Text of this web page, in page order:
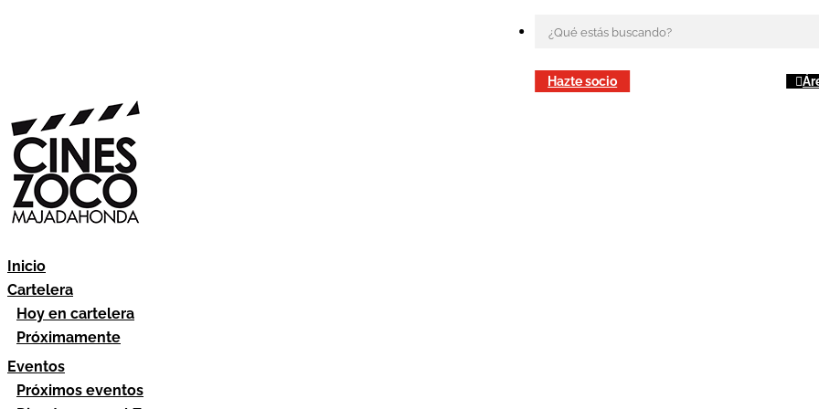
Hazte socio
Inicio
Cartelera
Hoy en cartelera
Próximamente
Eventos
Próximos eventos